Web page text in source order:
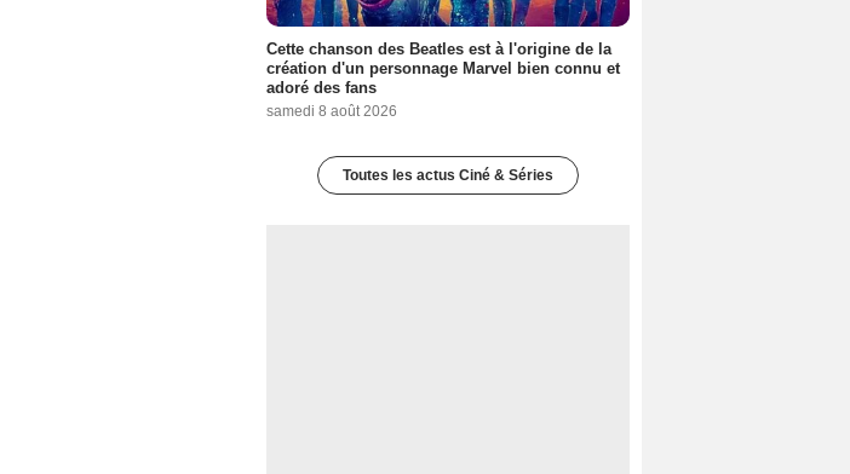
Cette chanson des Beatles est à l'origine de la
création d'un personnage Marvel bien connu et
adoré des fans
samedi 8 août 2026
Toutes les actus Ciné & Séries